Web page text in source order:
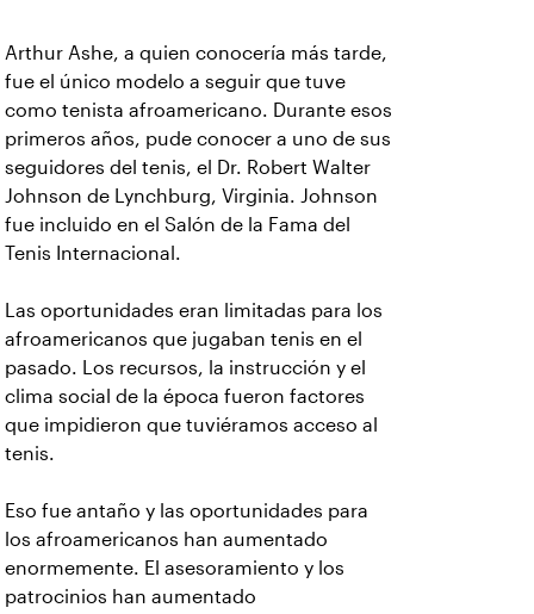
Arthur Ashe, a quien conocería más tarde,
fue el único modelo a seguir que tuve
como tenista afroamericano. Durante esos
primeros años, pude conocer a uno de sus
seguidores del tenis, el Dr. Robert Walter
Johnson de Lynchburg, Virginia. Johnson
fue incluido en el Salón de la Fama del
Tenis Internacional.
Las oportunidades eran limitadas para los
afroamericanos que jugaban tenis en el
pasado. Los recursos, la instrucción y el
clima social de la época fueron factores
que impidieron que tuviéramos acceso al
tenis.
Eso fue antaño y las oportunidades para
los afroamericanos han aumentado
enormemente. El asesoramiento y los
patrocinios han aumentado